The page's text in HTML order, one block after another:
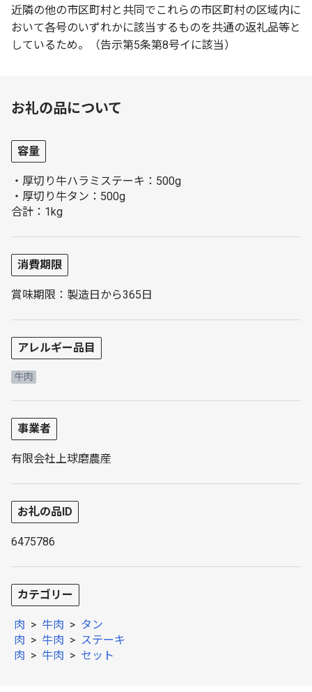
近隣の他の市区町村と共同でこれらの市区町村の区域内に
おいて各号のいずれかに該当するものを共通の返礼品等と
しているため。（告示第5条第8号イに該当）
お礼の品について
容量
・厚切り牛ハラミステーキ：500g
・厚切り牛タン：500g
合計：1kg
消費期限
賞味期限：製造日から365日
アレルギー品目
牛肉
事業者
有限会社上球磨農産
お礼の品ID
6475786
カテゴリー
肉 > 牛肉 > タン
肉 > 牛肉 > ステーキ
肉 > 牛肉 > セット